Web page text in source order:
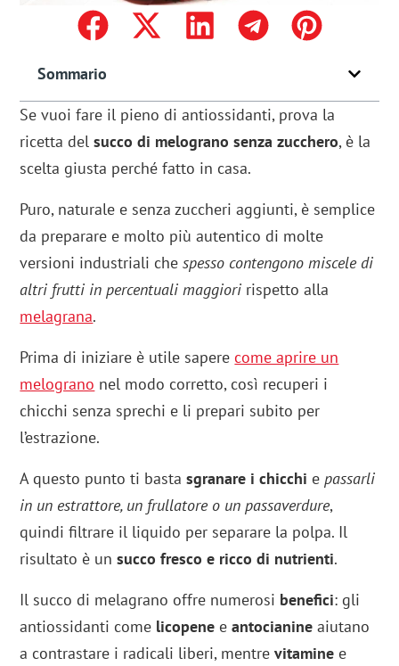
Sommario
Se vuoi fare il pieno di antiossidanti, prova la
ricetta delsucco di melograno senza zucchero, è la
scelta giusta perché fatto in casa.
Puro, naturale e senza zuccheri aggiunti, è semplice
da preparare e molto più autentico di molte
versioni industriali chespesso contengono miscele di
altri frutti in percentuali maggiori rispetto alla
melagrana.
Prima di iniziare è utile saperecome aprire un
melograno nel modo corretto, così recuperi i
chicchi senza sprechi e li prepari subito per
l’estrazione.
A questo punto ti basta sgranare i chicchi e passarli
in un estrattore, un frullatore o un passaverdure,
quindi filtrare il liquido per separare la polpa. Il
risultato è un succo fresco e ricco di nutrienti.
Il succo di melagrano offre numerosi benefici: gli
antiossidanti come licopene eantocianineaiutano
a contrastare i radicali liberi, mentrevitamine e